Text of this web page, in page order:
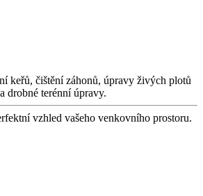
keřů, čištění záhonů, úpravy živých plotů
drobné terénní úpravy.
vzhled vašeho venkovního prostoru.